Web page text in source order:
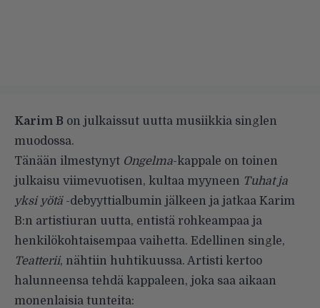
Karim B on julkaissut uutta musiikkia singlen
muodossa.
Tänään ilmestynyt Ongelma-kappale on toinen
julkaisu viimevuotisen, kultaa myyneen Tuhat ja
yksi yötä-debyyttialbumin jälkeen ja jatkaa Karim
B:n artistiuran uutta, entistä rohkeampaa ja
henkilökohtaisempaa vaihetta. Edellinen single,
Teatterii, nähtiin huhtikuussa. Artisti kertoo
halunneensa tehdä kappaleen, joka saa aikaan
monenlaisia tunteita: